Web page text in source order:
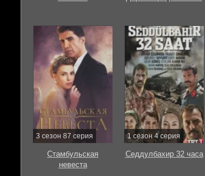
3 сезон 87 серия
Стамбульская
невеста
1 сезон 4 серия
Седдулбахир 32 часа